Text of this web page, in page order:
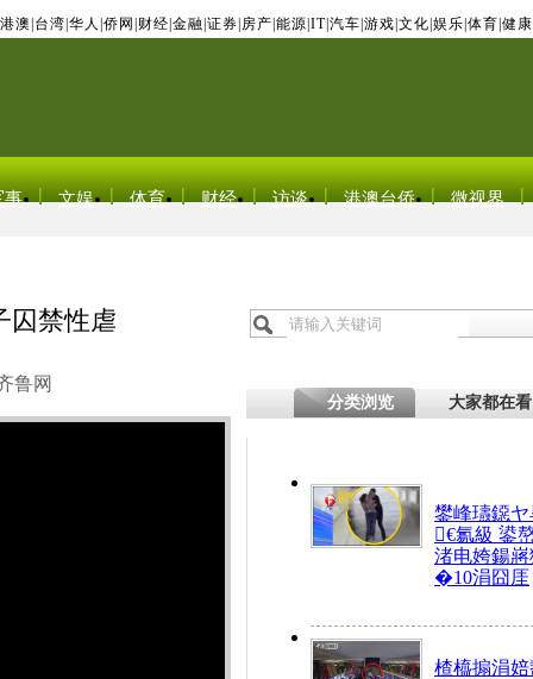
港澳 台湾 华人 侨网 财经 金融 证券 房产 能源 IT| 汽车 游戏 文化 娱乐 体育 健康
事 文娱 体育 财经 访谈 港澳台侨 微视界
囚禁性虐
鲁网
分类浏览 大家都在看
鐢峰瓙鐚
€氱級 鍙
渚电姱鍚
�10涓囧厓
楂橀搧涓